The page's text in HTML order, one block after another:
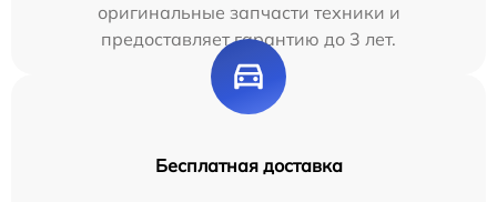
оригинальные запчасти техники и
предоставляет гарантию до 3 лет.
Бесплатная доставка